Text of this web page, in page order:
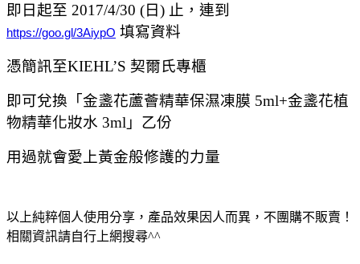
即日起至 2017/4/30 (日) 止，連到
https://goo.gl/3AiypO 填寫資料
憑簡訊至KIEHL’S 契爾氏專櫃
即可兌換「金盞花蘆薈精華保濕凍膜 5ml+金盞花植
物精華化妝水 3ml」乙份
用過就會愛上黃金般修護的力量
以上純粹個人使用分享，產品效果因人而異，不團購不販賣！
相關資訊請自行上網搜尋^^